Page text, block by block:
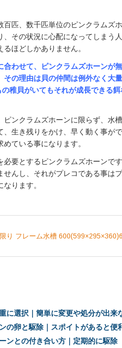
百匹、数千匹単位のピンクラムズ
、その状況に心配になってしまう
ほどしかありません。
合わせて、ピンクラムズホーンが
その理由は貝の仲間は例外なく大
稚貝がいてもそれが成長できる
ピンクラムズホーンに限らず、水
、生き残りをかけ、早く動く事が
ている事になります。
必要とするピンクラムズホーンで
せんし、それがプレコである事は
ります。
り フレーム水槽
に選択｜簡単に変更や処分が出来
の卵と駆除｜スポイトがあると便
ンとの付き合い方｜定期的に駆除